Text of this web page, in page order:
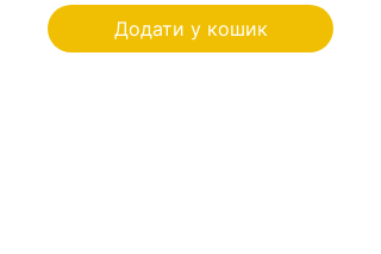
Додати у кошик